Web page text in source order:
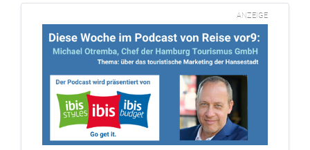
ANZEIGE